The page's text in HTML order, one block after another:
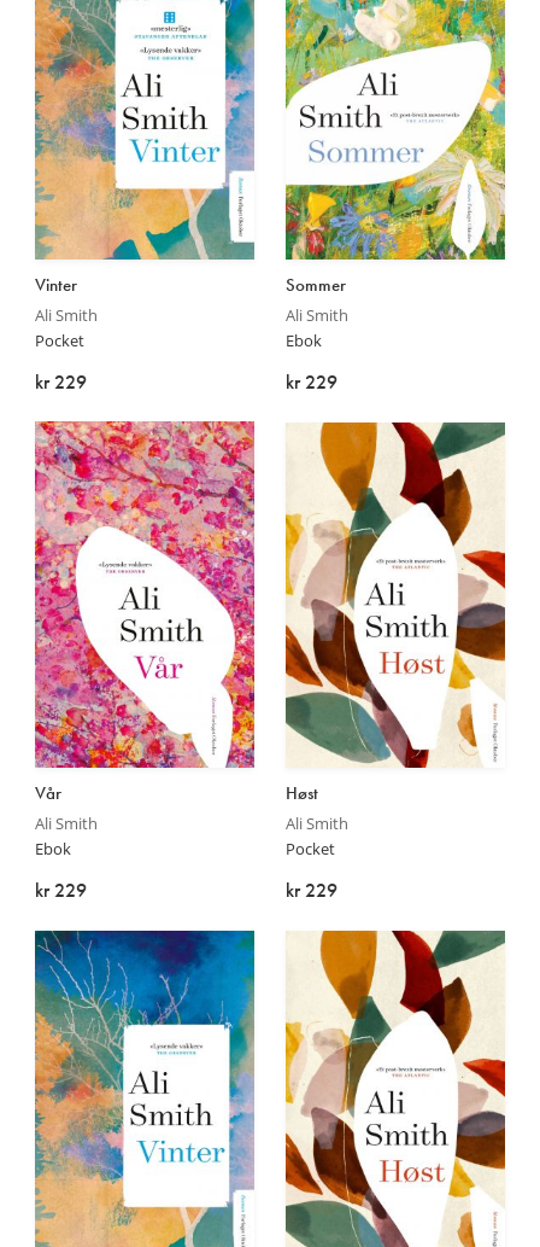
Vinter
Ali Smith
Pocket
kr 229
Les
mer
Sommer
Ali Smith
Ebok
kr 229
Les
mer
Vår
Ali Smith
Ebok
kr 229
Les
mer
Høst
Ali Smith
Pocket
kr 229
Les
mer